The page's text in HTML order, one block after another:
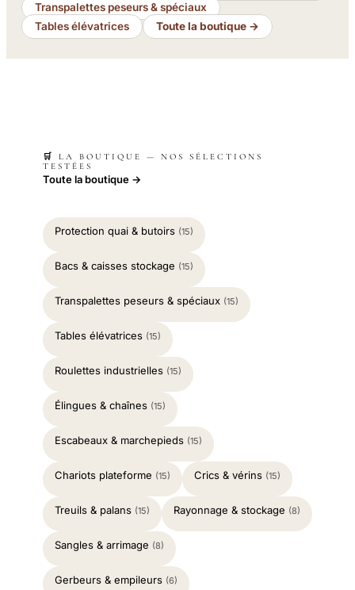
Transpalettes peseurs & spéciaux
Tables élévatrices
Toute la boutique →
🛒 LA BOUTIQUE — NOS SÉLECTIONS
TESTÉES
Toute la boutique →
Protection quai & butoirs (15)
Bacs & caisses stockage (15)
Transpalettes peseurs & spéciaux (15)
Tables élévatrices (15)
Roulettes industrielles (15)
Élingues & chaînes (15)
Escabeaux & marchepieds (15)
Chariots plateforme (15) Crics & vérins (15)
Treuils & palans (15) Rayonnage & stockage (8)
Sangles & arrimage (8)
Gerbeurs & empileurs (6)